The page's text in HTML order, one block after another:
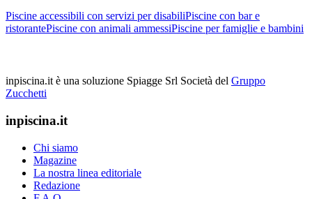
Piscine accessibili con servizi per disabiliPiscine con bar e
ristorantePiscine con animali ammessiPiscine per famiglie e bambini
inpiscina.it è una soluzione Spiagge Srl Società del Gruppo
Zucchetti
inpiscina.it
Chi siamo
Magazine
La nostra linea editoriale
Redazione